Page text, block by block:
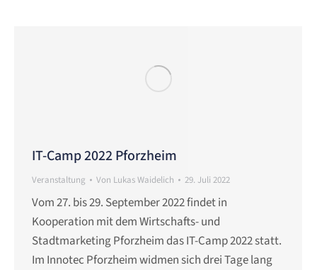
IT-Camp 2022 Pforzheim
Veranstaltung Von Lukas Waidelich 29. Juli 2022
Vom 27. bis 29. September 2022 findet in
Kooperation mit dem Wirtschafts- und
Stadtmarketing Pforzheim das IT-Camp 2022 statt.
Im Innotec Pforzheim widmen sich drei Tage lang